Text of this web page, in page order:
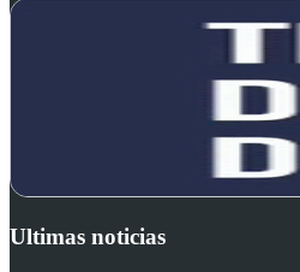
Ultimas noticias